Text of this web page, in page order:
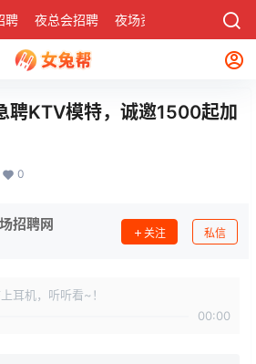
聘 夜总会招聘 夜场资讯 社区
聘KTV模特，诚邀1500起加
0
招聘网 关注 私信
耳机，听听看~！
00:00